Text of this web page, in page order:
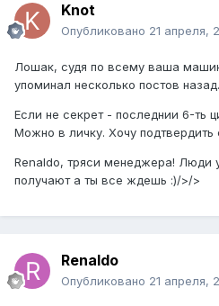
Knot
Опубликовано 21 апреля,
Лошак, судя по всему ваша
упоминал несколько постов назад.
Если не секрет - последнии 6-ть
Можно в личку. Хочу подтвердить
Renaldo, тряси менеджера! Люди
получают а ты все ждешь :)/>/>
Renaldo
Опубликовано 21 апреля,